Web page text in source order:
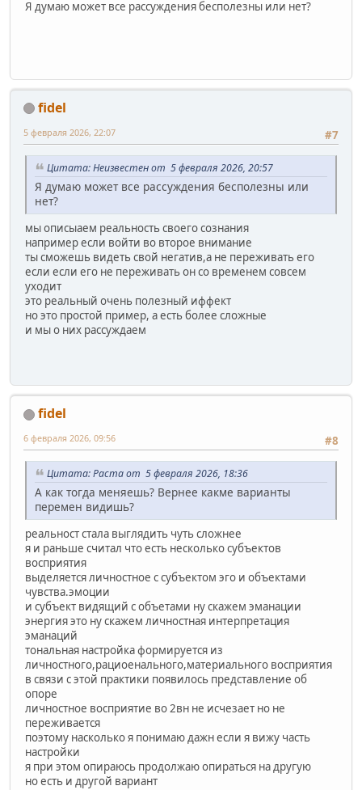
Я думаю может все рассуждения бесполезны или нет?
fidel
#7
5 февраля 2026, 22:07
Цитата: Неизвестен от 5 февраля 2026, 20:57
Я думаю может все рассуждения бесполезны или
нет?
мы описыаем реальность своего сознания
например если войти во второе внимание
ты сможешь видеть свой негатив,а не переживать его
если если его не переживать он со временем совсем
уходит
это реальный очень полезный иффект
но это простой пример, а есть более сложные
и мы о них рассуждаем
fidel
#8
6 февраля 2026, 09:56
Цитата: Раста от 5 февраля 2026, 18:36
А как тогда меняешь? Вернее какме варианты
перемен видишь?
реальност стала выглядить чуть сложнее
я и раньше считал что есть несколько субъектов
восприятия
выделяется личностное с субъектом эго и объектами
чувства.эмоции
и субъект видящий с объетами ну скажем эманации
энергия это ну скажем личностная интерпретация
эманаций
тональная настройка формируется из
личностного,рациоенального,материального восприятия
в связи с этой практики появилось представление об
опоре
личностное восприятие во 2вн не исчезает но не
переживается
поэтому насколько я понимаю дажн если я вижу часть
настройки
я при этом опираюсь продолжаю опираться на другую
но есть и другой вариант